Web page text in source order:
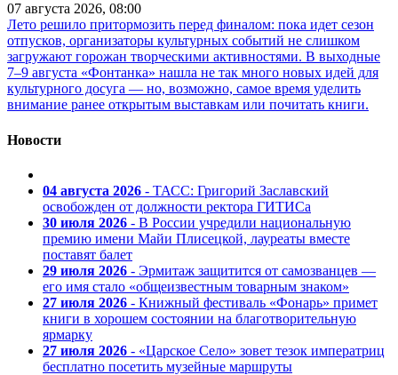
07 августа 2026, 08:00
Лето решило притормозить перед финалом: пока идет сезон
отпусков, организаторы культурных событий не слишком
загружают горожан творческими активностями. В выходные
7–9 августа «Фонтанка» нашла не так много новых идей для
культурного досуга — но, возможно, самое время уделить
внимание ранее открытым выставкам или почитать книги.
Новости
04 августа 2026 - ТАСС: Григорий Заславский
освобожден от должности ректора ГИТИСа
30 июля 2026 - В России учредили национальную
премию имени Майи Плисецкой, лауреаты вместе
поставят балет
29 июля 2026 - Эрмитаж защитится от самозванцев —
его имя стало «общеизвестным товарным знаком»
27 июля 2026 - Книжный фестиваль «Фонарь» примет
книги в хорошем состоянии на благотворительную
ярмарку
27 июля 2026 - «Царское Село» зовет тезок императриц
бесплатно посетить музейные маршруты